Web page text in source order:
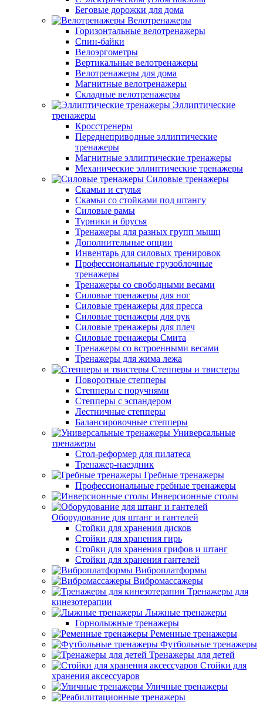
Беговые дорожки для дома
Велотренажеры
Горизонтальные велотренажеры
Спин-байки
Велоэргометры
Вертикальные велотренажеры
Велотренажеры для дома
Магнитные велотренажеры
Складные велотренажеры
Эллиптические
тренажеры
Кросстренеры
Переднеприводные эллиптические
тренажеры
Магнитные эллиптические тренажеры
Механические эллиптические тренажеры
Силовые тренажеры
Скамьи и стулья
Скамьи со стойками под штангу
Силовые рамы
Турники и брусья
Тренажеры для разных групп мышц
Дополнительные опции
Инвентарь для силовых тренировок
Профессиональные грузоблочные
тренажеры
Тренажеры со свободными весами
Силовые тренажеры для ног
Силовые тренажеры для пресса
Силовые тренажеры для рук
Силовые тренажеры для плеч
Силовые тренажеры Смита
Тренажеры со встроенными весами
Тренажеры для жима лежа
Степперы и твистеры
Поворотные степперы
Степперы с поручнями
Степперы с эспандером
Лестничные степперы
Балансировочные степперы
Универсальные
тренажеры
Стол-реформер для пилатеса
Тренажер-наездник
Гребные тренажеры
Профессиональные гребные тренажеры
Инверсионные столы
Оборудование для штанг и гантелей
Стойки для хранения дисков
Стойки для хранения гирь
Стойки для хранения грифов и штанг
Стойки для хранения гантелей
Виброплатформы
Вибромассажеры
Тренажеры для
кинезотерапии
Лыжные тренажеры
Горнолыжные тренажеры
Ременные тренажеры
Футбольные тренажеры
Тренажеры для детей
Стойки для
хранения аксессуаров
Уличные тренажеры